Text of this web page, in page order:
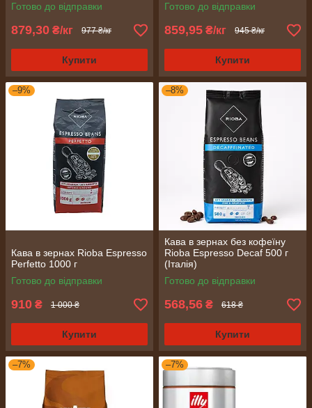
Готово до відправки
879,30 ₴/кг 977 ₴/кг
Купити
Готово до відправки
859,95 ₴/кг 945 ₴/кг
Купити
–9%
Кава в зернах Rioba Espresso
Perfetto 1000 г
Готово до відправки
910 ₴ 1 000 ₴
Купити
–8%
Кава в зернах без кофеїну
Rioba Espresso Decaf 500 г
(Італія)
Готово до відправки
568,56 ₴ 618 ₴
Купити
–7% –7%